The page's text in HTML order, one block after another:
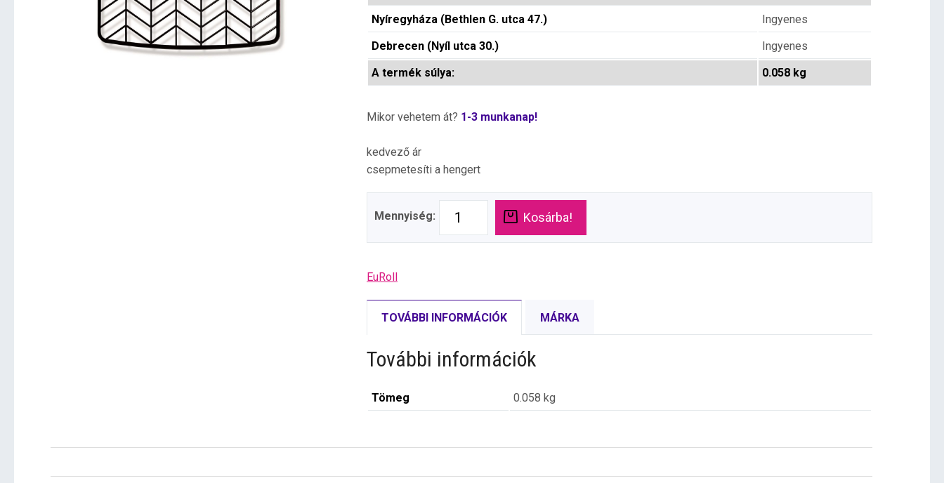
Nyíregyháza (Bethlen G. utca 47.)
Ingyenes
Debrecen (Nyíl utca 30.)
Ingyenes
A termék súlya:
0.058 kg
Mikor vehetem át? 1-3 munkanap!
kedvező ár
csepmetesíti a hengert
Mennyiség: Kosárba!
EuRoll
TOVÁBBI INFORMÁCIÓK MÁRKA
További információk
Tömeg 0.058 kg